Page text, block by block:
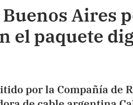
Aires
el paquete
por la Compañía de